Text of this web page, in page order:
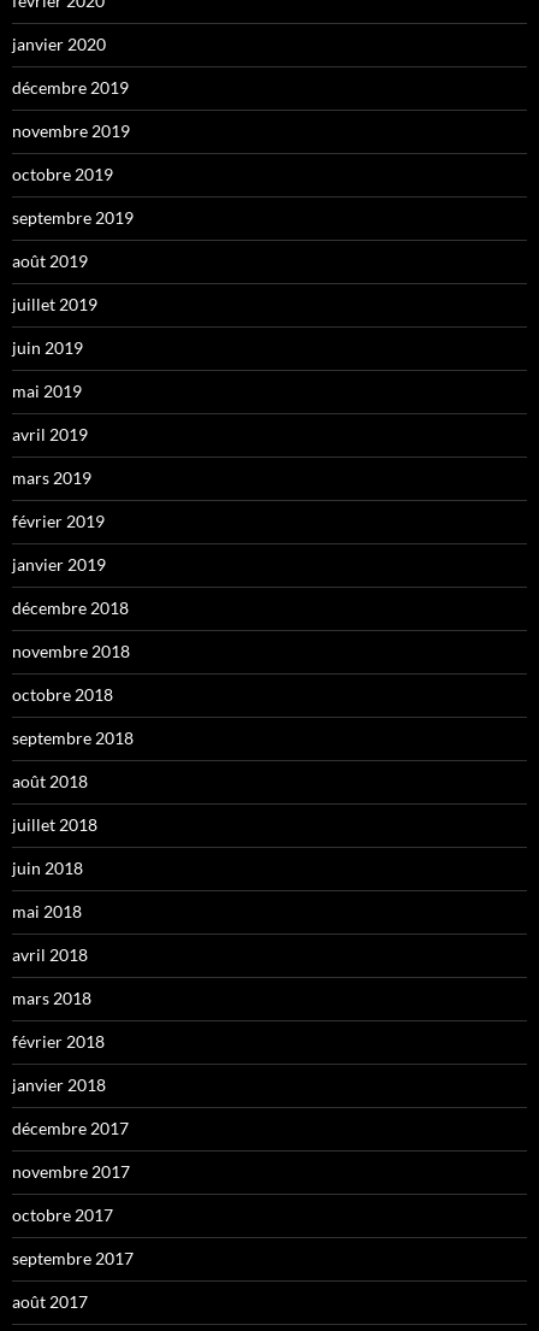
janvier 2020
décembre 2019
novembre 2019
octobre 2019
septembre 2019
août 2019
juillet 2019
juin 2019
mai 2019
avril 2019
mars 2019
février 2019
janvier 2019
décembre 2018
novembre 2018
octobre 2018
septembre 2018
août 2018
juillet 2018
juin 2018
mai 2018
avril 2018
mars 2018
février 2018
janvier 2018
décembre 2017
novembre 2017
octobre 2017
septembre 2017
août 2017